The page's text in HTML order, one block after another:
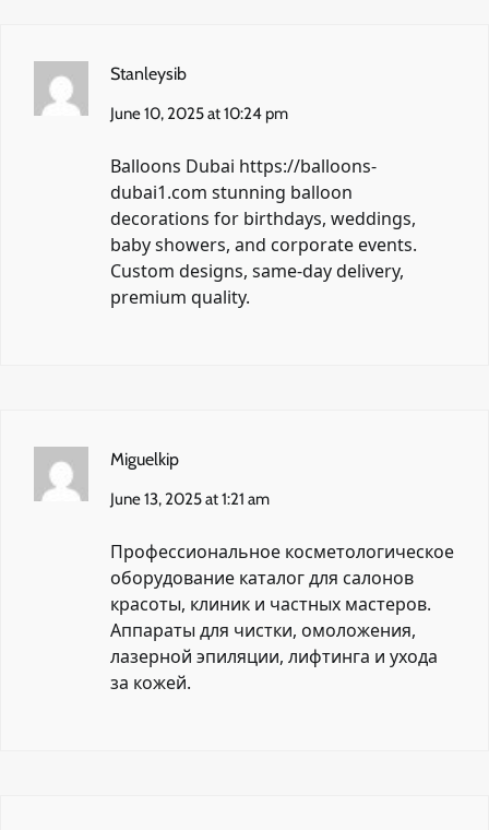
Stanleysib
June 10, 2025 at 10:24 pm
Balloons Dubai https://balloons-
dubai1.com stunning balloon
decorations for birthdays, weddings,
baby showers, and corporate events.
Custom designs, same-day delivery,
premium quality.
Miguelkip
June 13, 2025 at 1:21 am
Профессиональное косметологическое
оборудование каталогдля салонов
красоты, клиник и частных мастеров.
Аппараты для чистки, омоложения,
лазерной эпиляции, лифтинга и ухода
за кожей.